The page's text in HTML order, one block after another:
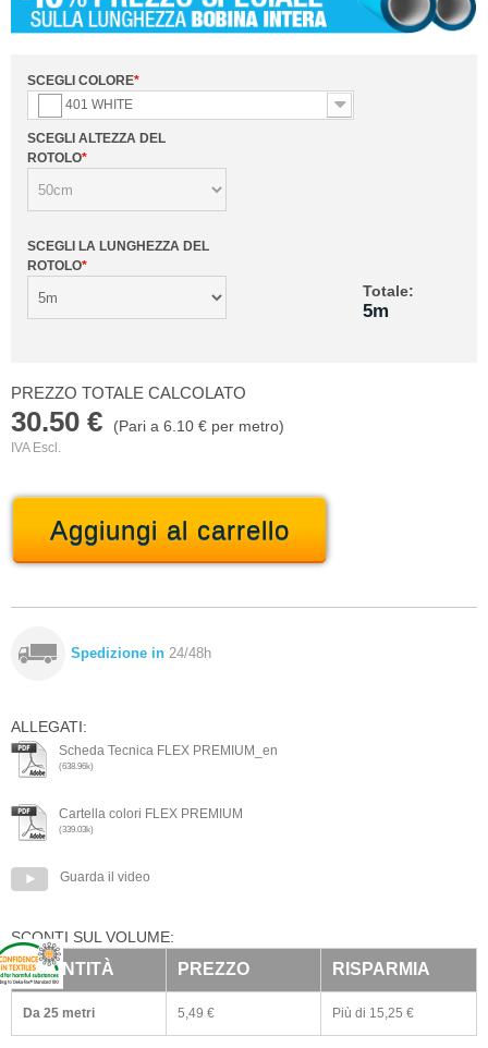
SCEGLI COLORE*
401 WHITE
SCEGLI ALTEZZA DEL
ROTOLO*
SCEGLI LA LUNGHEZZA DEL
ROTOLO*
Totale:
5m
PREZZO TOTALE CALCOLATO
30.50 € (Pari a 6.10 € per metro)
IVA Escl.
Aggiungi al carrello
Spedizione in 24/48h
ALLEGATI:
Scheda Tecnica FLEX PREMIUM_en
(638.96k)
Cartella colori FLEX PREMIUM
(339.03k)
Guarda il video
SCONTI SUL VOLUME:
QUANTITÀ PREZZO RISPARMIA
Da 25 metri 5,49 € Più di 15,25 €